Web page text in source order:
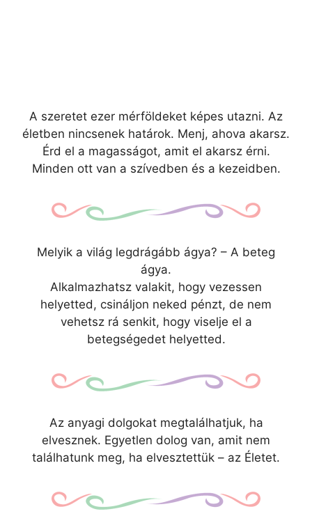
A szeretet ezer mérföldeket képes utazni. Az
életben nincsenek határok. Menj, ahova akarsz.
Érd el a magasságot, amit el akarsz érni.
Minden ott van a szívedben és a kezeidben.
Melyik a világ legdrágább ágya? – A beteg
ágya.
Alkalmazhatsz valakit, hogy vezessen
helyetted, csináljon neked pénzt, de nem
vehetsz rá senkit, hogy viselje el a
betegségedet helyetted.
Az anyagi dolgokat megtalálhatjuk, ha
elvesznek. Egyetlen dolog van, amit nem
találhatunk meg, ha elvesztettük – az Életet.